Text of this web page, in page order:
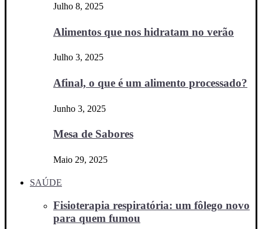
Julho 8, 2025
Alimentos que nos hidratam no verão
Julho 3, 2025
Afinal, o que é um alimento processado?
Junho 3, 2025
Mesa de Sabores
Maio 29, 2025
SAÚDE
Fisioterapia respiratória: um fôlego novo
para quem fumou